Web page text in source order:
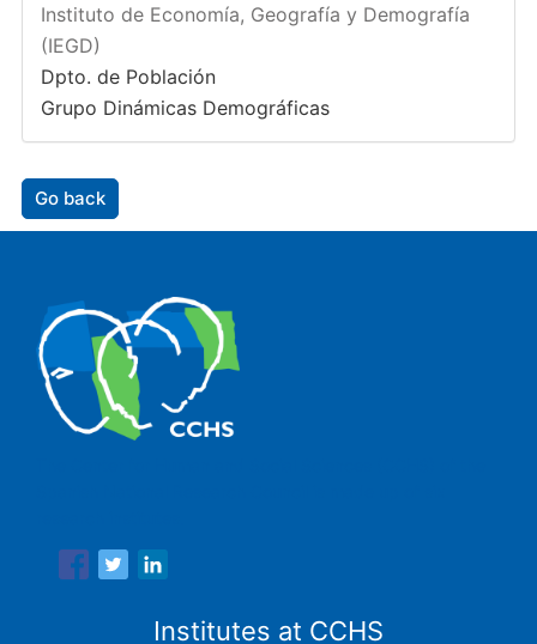
Instituto de Economía, Geografía y Demografía
(IEGD)
Dpto. de Población
Grupo Dinámicas Demográficas
Go back
Institutes at CCHS